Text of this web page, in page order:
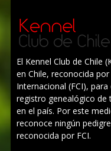
El Kennel Club de Chile
en Chile, reconocida
Internacional (FCI),
registro genealógico de
en el país. Por este
reconoce ningún
reconocida por FCI.